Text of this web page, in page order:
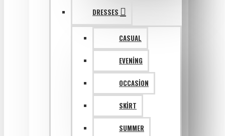
DRESSES
CASUAL
EVENING
OCCASION
SKIRT
SUMMER